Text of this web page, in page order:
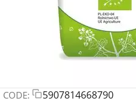
CODE: 5907814668790